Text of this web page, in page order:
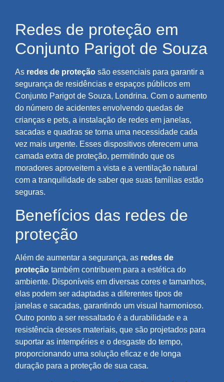
Redes de proteção em
Conjunto Parigot de Souza
As redes de proteção são essenciais para garantir a
segurança de residências e espaços públicos em
Conjunto Parigot de Souza, Londrina. Com o aumento
do número de acidentes envolvendo quedas de
crianças e pets, a instalação de redes em janelas,
sacadas e quadras se torna uma necessidade cada
vez mais urgente. Esses dispositivos oferecem uma
camada extra de proteção, permitindo que os
moradores aproveitem a vista e a ventilação natural
com a tranquilidade de saber que suas famílias estão
seguras.
Benefícios das redes de
proteção
Além de aumentar a segurança, as redes de
proteção também contribuem para a estética do
ambiente. Disponíveis em diversas cores e tamanhos,
elas podem ser adaptadas a diferentes tipos de
janelas e sacadas, garantindo um visual harmonioso.
Outro ponto a ser ressaltado é a durabilidade e a
resistência desses materiais, que são projetados para
suportar as intempéries e o desgaste do tempo,
proporcionando uma solução eficaz e de longa
duração para a proteção de sua casa.